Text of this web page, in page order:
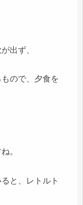
出ず、
ので、夕食を
。
と、レトルト